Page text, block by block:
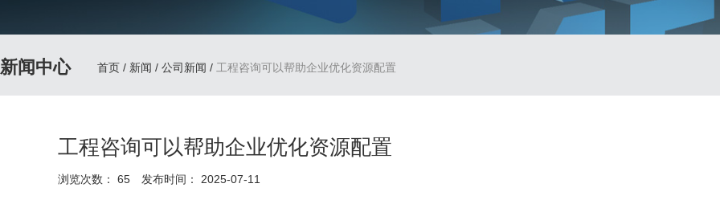
新闻中心 首页 / 新闻 / 公司新闻 / 工程咨询可以帮助企业优化资源配置
工程咨询可以帮助企业优化资源配置
浏览次数： 65 发布时间： 2025-07-11